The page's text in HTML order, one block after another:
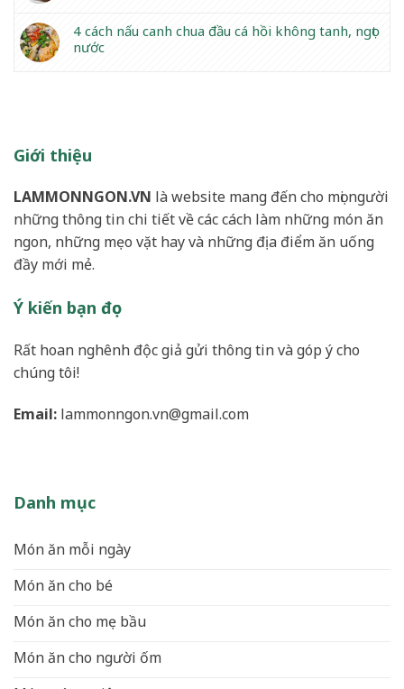
4 cách nấu canh chua đầu cá hồi không tanh, ngọt
nước
Giới thiệu
LAMMONNGON.VN là website mang đến cho mọi người
những thông tin chi tiết về các cách làm những món ăn
ngon, những mẹo vặt hay và những địa điểm ăn uống
đầy mới mẻ.
Ý kiến bạn đọc
Rất hoan nghênh độc giả gửi thông tin và góp ý cho
chúng tôi!
Email: lammonngon.vn@gmail.com
Danh mục
Món ăn mỗi ngày
Món ăn cho bé
Món ăn cho mẹ bầu
Món ăn cho người ốm